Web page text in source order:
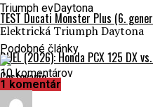
TEST Ducati Monster Plus (6.
DUEL (2026): Honda PCX 125 DX
Cestovanie
Triumph evDaytona
Elektrická Triumph Daytona
Podobné články
10 komentárov
1 komentár